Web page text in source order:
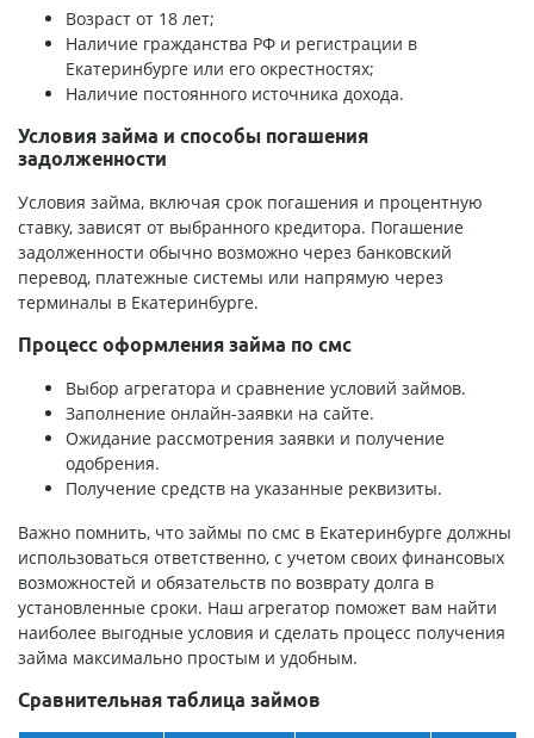
Возраст от 18 лет;
Наличие гражданства РФ и регистрации в
Екатеринбурге или его окрестностях;
Наличие постоянного источника дохода.
Условия займа и способы погашения
задолженности
Условия займа, включая срок погашения и процентную
ставку, зависят от выбранного кредитора. Погашение
задолженности обычно возможно через банковский
перевод, платежные системы или напрямую через
терминалы в Екатеринбурге.
Процесс оформления займа по смс
Выбор агрегатора и сравнение условий займов.
Заполнение онлайн-заявки на сайте.
Ожидание рассмотрения заявки и получение
одобрения.
Получение средств на указанные реквизиты.
Важно помнить, что займы по смс в Екатеринбурге должны
использоваться ответственно, с учетом своих финансовых
возможностей и обязательств по возврату долга в
установленные сроки. Наш агрегатор поможет вам найти
наиболее выгодные условия и сделать процесс получения
займа максимально простым и удобным.
Сравнительная таблица займов